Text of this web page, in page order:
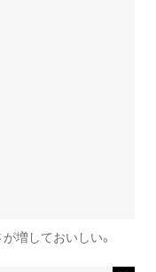
増しておいしい。